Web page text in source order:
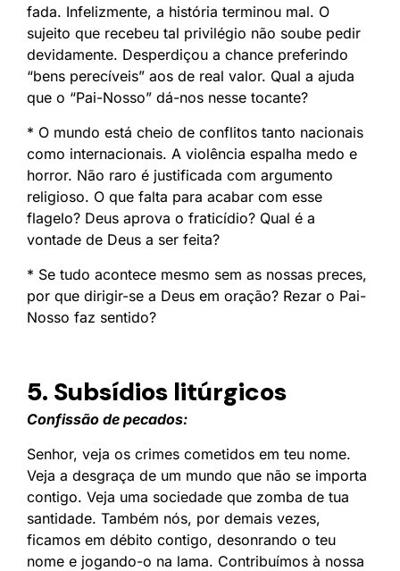
fada. Infelizmente, a história terminou mal. O
sujeito que recebeu tal privilégio não soube pedir
devidamente. Desperdiçou a chance preferindo
“bens perecíveis” aos de real valor. Qual a ajuda
que o “Pai-Nosso” dá-nos nesse tocante?
* O mundo está cheio de conflitos tanto nacionais
como internacionais. A violência espalha medo e
horror. Não raro é justificada com argumento
religioso. O que falta para acabar com esse
flagelo? Deus aprova o fraticídio? Qual é a
vontade de Deus a ser feita?
* Se tudo acontece mesmo sem as nossas preces,
por que dirigir-se a Deus em oração? Rezar o Pai-
Nosso faz sentido?
5. Subsídios litúrgicos
Confissão de pecados:
Senhor, veja os crimes cometidos em teu nome.
Veja a desgraça de um mundo que não se importa
contigo. Veja uma sociedade que zomba de tua
santidade. Também nós, por demais vezes,
ficamos em débito contigo, desonrando o teu
nome e jogando-o na lama. Contribuímos à nossa